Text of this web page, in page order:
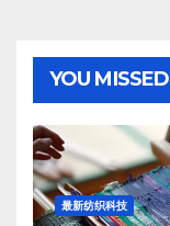
YOU MISSED
最新纺织科技